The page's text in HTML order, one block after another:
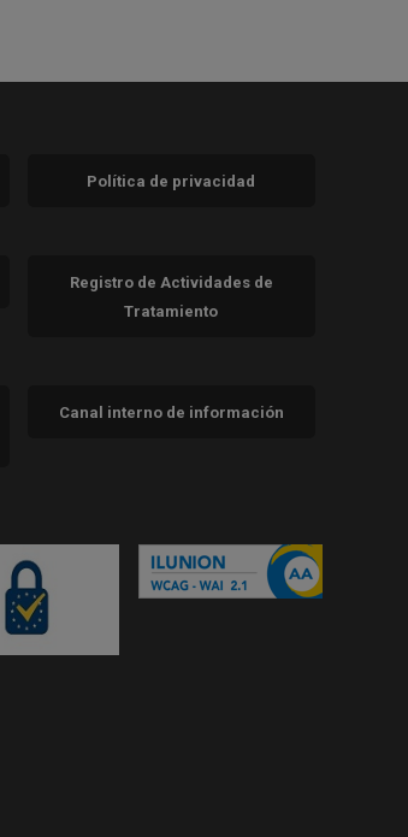
Política de privacidad
Registro de Actividades de
Tratamiento
Canal interno de información